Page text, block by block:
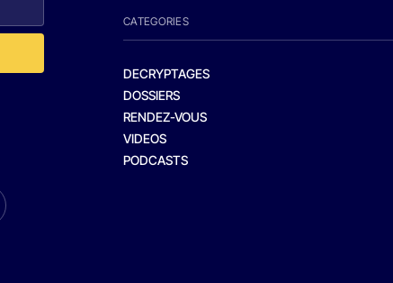
CATEGORIES
DECRYPTAGES
DOSSIERS
RENDEZ-VOUS
VIDEOS
PODCASTS